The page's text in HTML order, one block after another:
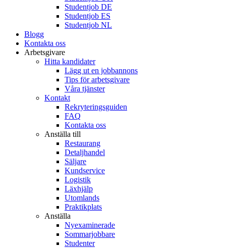
Studentjob DE
Studentjob ES
Studentjob NL
Blogg
Kontakta oss
Arbetsgivare
Hitta kandidater
Lägg ut en jobbannons
Tips för arbetsgivare
Våra tjänster
Kontakt
Rekryteringsguiden
FAQ
Kontakta oss
Anställa till
Restaurang
Detaljhandel
Säljare
Kundservice
Logistik
Läxhjälp
Utomlands
Praktikplats
Anställa
Nyexaminerade
Sommarjobbare
Studenter